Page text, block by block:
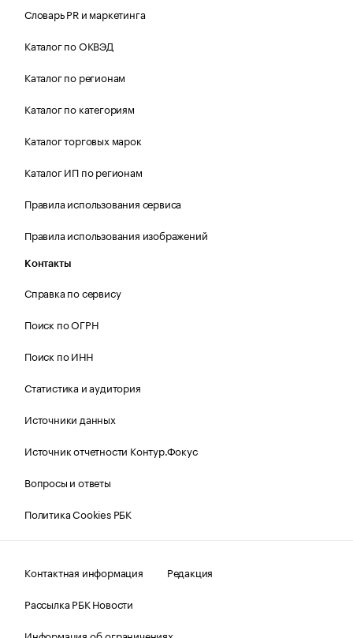
Словарь PR и маркетинга
Каталог по ОКВЭД
Каталог по регионам
Каталог по категориям
Каталог торговых марок
Каталог ИП по регионам
Правила использования сервиса
Правила использования изображений
Контакты
Справка по сервису
Поиск по ОГРН
Поиск по ИНН
Статистика и аудитория
Источники данных
Источник отчетности Контур.Фокус
Вопросы и ответы
Политика Cookies РБК
Контактная информация
Редакция
Рассылка РБК Новости